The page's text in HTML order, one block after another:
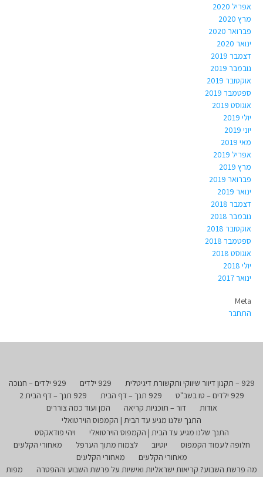
אפריל 2020
מרץ 2020
פברואר 2020
ינואר 2020
דצמבר 2019
נובמבר 2019
אוקטובר 2019
ספטמבר 2019
אוגוסט 2019
יולי 2019
יוני 2019
מאי 2019
אפריל 2019
מרץ 2019
פברואר 2019
ינואר 2019
דצמבר 2018
נובמבר 2018
אוקטובר 2018
ספטמבר 2018
אוגוסט 2018
יולי 2018
ינואר 2017
Meta
התחבר
929 – תקנון דיוור שיווקי ותקשורת דיגיטלית 929 ילדים
929 ילדים – חנוכה
929 ילדים – טו בשב"ט
929 תנך – דף הבית
929 תנך – דף הבית 2
אודות
דור – תוכניות קריאה
המן ועוד כמה צוררים
התנך שלנו מגיע עד הבית | הקמפוס הוירטואלי
התנך שלנו מגיע עד הבית | הקמפוס הוירטואלי
ויהי פודאקסט
חלופה לעמוד הקמפוס
יוטיוב לצמוח מתוך הערפל
מאחורי הקלעים
מאחורי הקלעים
מאחורי הקלעים
מה פרשת השבוע? קריאות ישראליות ואישיות על פרשת השבוע וההפטרה
מפות